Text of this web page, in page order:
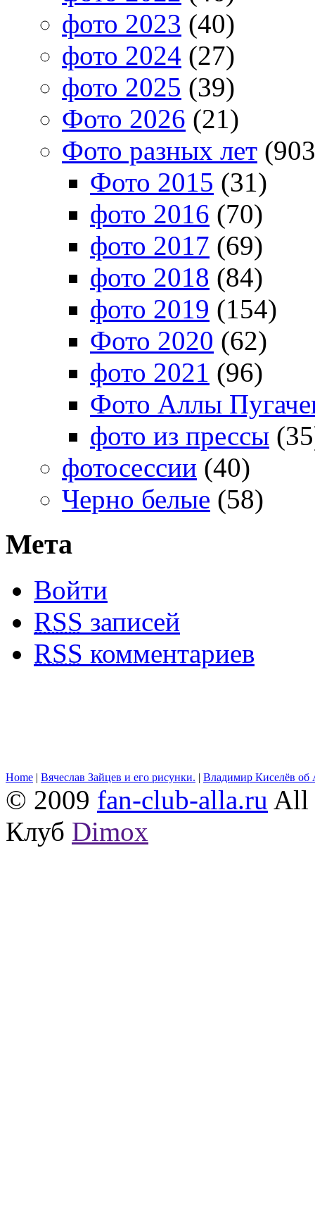
фото 2023 (40)
фото 2024 (27)
фото 2025 (39)
Фото 2026 (21)
Фото разных лет
Фото 2015 (31)
фото 2016 (70)
фото 2017 (69)
фото 2018 (84)
фото 2019 (154)
Фото 2020 (62)
фото 2021 (96)
Фото Аллы
фото из прессы
фотосессии (40)
Черно белые (58)
Мета
Войти
RSS записей
RSS комментариев
Home | Вячеслав Зайцев и его рисунки. | Владимир Киселёв об
© 2009 fan-club-alla.ru All
Клуб Dimox